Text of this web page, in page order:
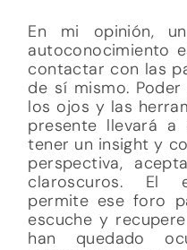
En mi opinión,
autoconocimiento
contactar con las
de sí mismo.
los ojos y las
presente llevará a
tener un insight y
perspectiva,
claroscuros. El
permite ese foro
escuche y
han quedado